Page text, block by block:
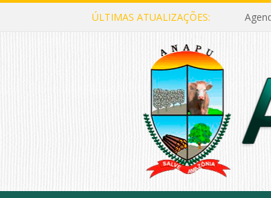
ÚLTIMAS ATUALIZAÇÕES: